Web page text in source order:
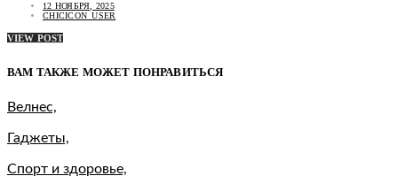
12 НОЯБРЯ, 2025
CHICICON_USER
VIEW POST
ВАМ ТАКЖЕ МОЖЕТ ПОНРАВИТЬСЯ
Велнес,
Гаджеты,
Спорт и здоровье,